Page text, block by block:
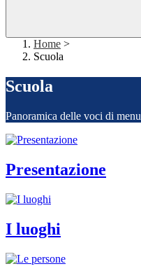
Home >
Scuola
Scuola
Panoramica delle voci di menu
Presentazione
I luoghi